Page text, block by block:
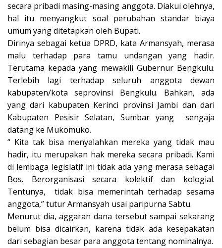
secara pribadi masing-masing anggota. Diakui olehnya,
hal itu menyangkut soal perubahan standar biaya
umum yang ditetapkan oleh Bupati.
Dirinya sebagai ketua DPRD, kata Armansyah, merasa
malu terhadap para tamu undangan yang hadir.
Terutama kepada yang mewakili Gubernur Bengkulu.
Terlebih lagi terhadap seluruh anggota dewan
kabupaten/kota seprovinsi Bengkulu. Bahkan, ada
yang dari kabupaten Kerinci provinsi Jambi dan dari
Kabupaten Pesisir Selatan, Sumbar yang sengaja
datang ke Mukomuko.
“ Kita tak bisa menyalahkan mereka yang tidak mau
hadir, itu merupakan hak mereka secara pribadi. Kami
di lembaga legislatif ini tidak ada yang merasa sebagai
Bos. Berorganisasi secara kolektif dan kologial.
Tentunya, tidak bisa memerintah terhadap sesama
anggota,” tutur Armansyah usai paripurna Sabtu.
Menurut dia, aggaran dana tersebut sampai sekarang
belum bisa dicairkan, karena tidak ada kesepakatan
dari sebagian besar para anggota tentang nominalnya.